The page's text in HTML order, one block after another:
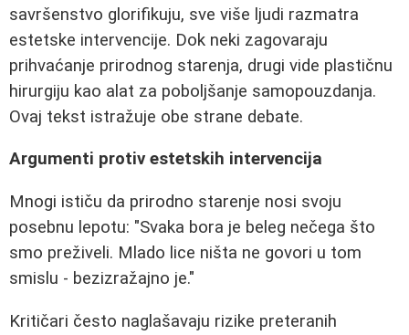
savršenstvo glorifikuju, sve više ljudi razmatra
estetske intervencije. Dok neki zagovaraju
prihvaćanje prirodnog starenja, drugi vide plastičnu
hirurgiju kao alat za poboljšanje samopouzdanja.
Ovaj tekst istražuje obe strane debate.
Argumenti protiv estetskih intervencija
Mnogi ističu da prirodno starenje nosi svoju
posebnu lepotu: "Svaka bora je beleg nečega što
smo preživeli. Mlado lice ništa ne govori u tom
smislu - bezizražajno je."
Kritičari često naglašavaju rizike preteranih